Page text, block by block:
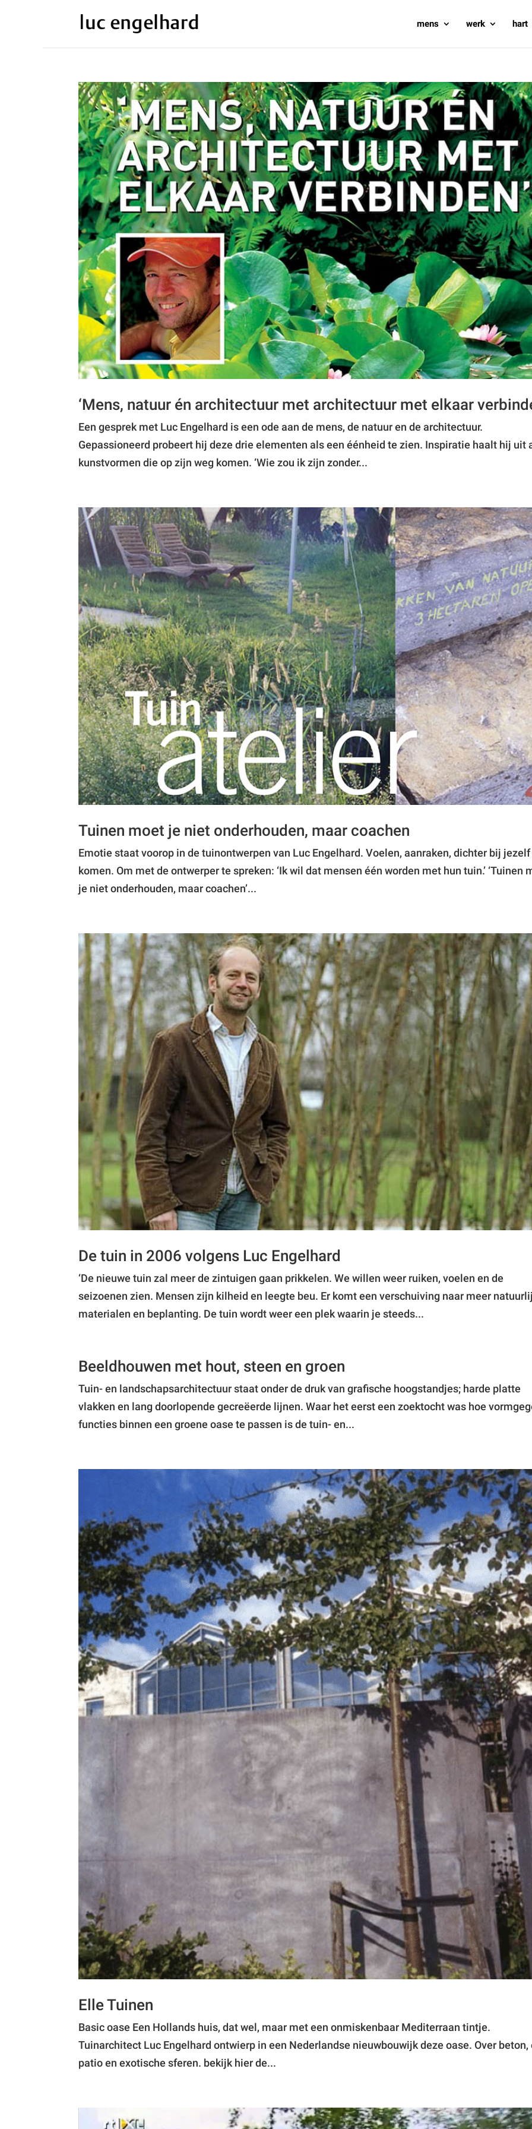
mens werk hart
‘Mens, natuur én architectuur met architectuur met elkaar
Een gesprek met Luc Engelhard is een ode aan de mens, de natuur en de architectuur.
Gepassioneerd probeert hij deze drie elementen als een éénheid te zien. Inspiratie haalt hij uit
kunstvormen die op zijn weg komen. ‘Wie zou ik zijn zonder...
Tuinen moet je niet onderhouden, maar coachen
Emotie staat voorop in de tuinontwerpen van Luc Engelhard. Voelen, aanraken, dichter bij jezelf
komen. Om met de ontwerper te spreken: ‘Ik wil dat mensen één worden met hun tuin.’ ‘Tuinen
je niet onderhouden, maar coachen’...
De tuin in 2006 volgens Luc Engelhard
‘De nieuwe tuin zal meer de zintuigen gaan prikkelen. We willen weer ruiken, voelen en de
seizoenen zien. Mensen zijn kilheid en leegte beu. Er komt een verschuiving naar meer
materialen en beplanting. De tuin wordt weer een plek waarin je steeds...
Beeldhouwen met hout, steen en groen
Tuin- en landschapsarchitectuur staat onder de druk van grafische hoogstandjes; harde platte
vlakken en lang doorlopende gecreëerde lijnen. Waar het eerst een zoektocht was hoe
functies binnen een groene oase te passen is de tuin- en...
Elle Tuinen
Basic oase Een Hollands huis, dat wel, maar met een onmiskenbaar Mediterraan tintje.
Tuinarchitect Luc Engelhard ontwierp in een Nederlandse nieuwbouwijk deze oase. Over beton,
patio en exotische sferen. bekijk hier de...